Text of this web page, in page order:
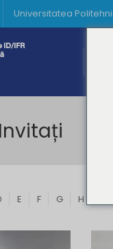
Universitatea
E F G H